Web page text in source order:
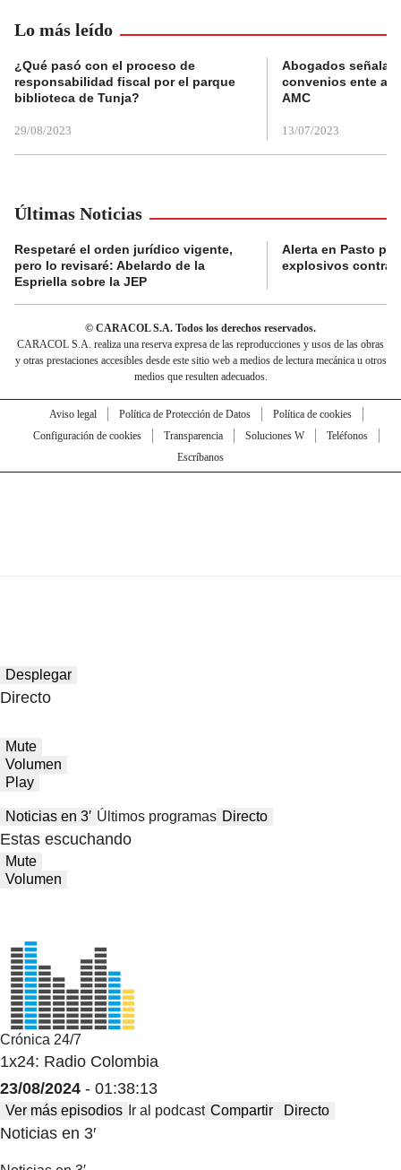
Lo más leído
¿Qué pasó con el proceso de
responsabilidad fiscal por el parque
biblioteca de Tunja?
29/08/2023
Abogados
convenios ente
AMC
13/07/2023
Últimas Noticias
Respetaré el orden jurídico vigente,
pero lo revisaré: Abelardo de la
Espriella sobre la JEP
Alerta en Pasto
explosivos contra
© CARACOL S.A. Todos los derechos reservados.
CARACOL S.A. realiza una reserva expresa de las reproducciones y usos de las obras
y otras prestaciones accesibles desde este sitio web a medios de lectura mecánica u otros
medios que resulten adecuados.
Aviso legal Política de Protección de Datos
Política de cookies
Configuración de cookies
Transparencia Soluciones W
Teléfonos
Escríbanos
Desplegar
Directo
Mute
Volumen
Play
Noticias en 3′ Últimos programas Directo
Estas escuchando
Mute
Volumen
Crónica 24/7
1x24: Radio Colombia
23/08/2024 - 01:38:13
Ver más episodios Ir al podcast Compartir Directo
Noticias en 3′